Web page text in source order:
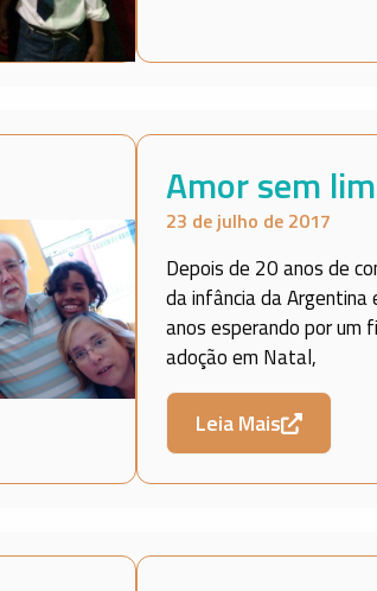
Amor sem
23 de julho de 2017
Depois de 20 anos de
da infância da
anos esperando por um
adoção em Natal,
Leia Mais